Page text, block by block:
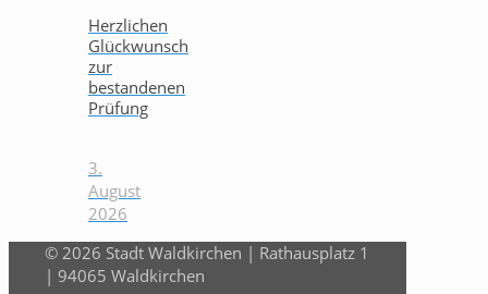
Herzlichen
Glückwunsch
zur
bestandenen
Prüfung
3.
August
2026
© 2026 Stadt Waldkirchen | Rathausplatz 1
| 94065 Waldkirchen